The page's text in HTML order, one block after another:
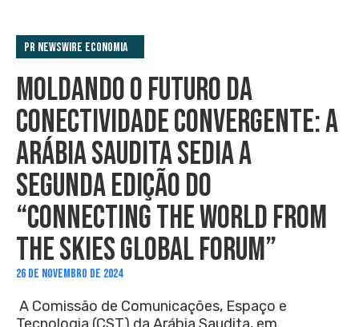
PR Newswire Economia
MOLDANDO O FUTURO DA
CONECTIVIDADE CONVERGENTE: A
ARÁBIA SAUDITA SEDIA A
SEGUNDA EDIÇÃO DO
“CONNECTING THE WORLD FROM
THE SKIES GLOBAL FORUM”
26 DE NOVEMBRO DE 2024
A Comissão de Comunicações, Espaço e